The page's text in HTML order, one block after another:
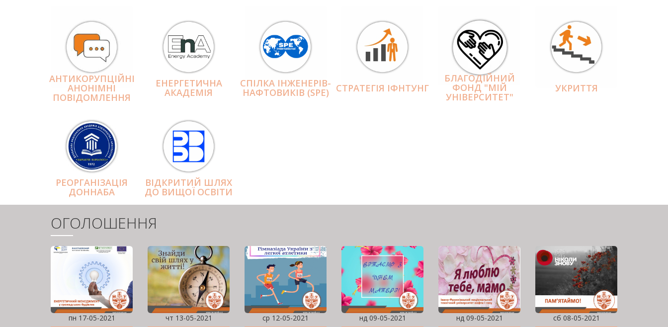
АНТИКОРУПЦІЙНІ
АНОНІМНІ
ПОВІДОМЛЕННЯ
ЕНЕРГЕТИЧНА
АКАДЕМІЯ
СПІЛКА ІНЖЕНЕРІВ-
НАФТОВИКІВ (SPE) СТРАТЕГІЯ ІФНТУНГ
БЛАГОДІЙНИЙ
ФОНД "МІЙ
УНІВЕРСИТЕТ"
УКРИТТЯ
РЕОРГАНІЗАЦІЯ
ДОННАБА
ВІДКРИТИЙ ШЛЯХ
ДО ВИЩОЇ ОСВІТИ
ОГОЛОШЕННЯ
пн 17-05-2021 чт 13-05-2021 ср 12-05-2021 нд 09-05-2021 нд 09-05-2021 сб 08-05-2021